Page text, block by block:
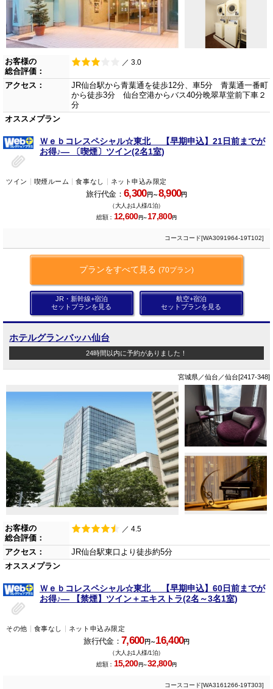
お客様の
総合評価：
／ 3.0
アクセス：
JR仙台駅から青葉通を徒歩12分、車5分 青葉通一番町
から徒歩3分 仙台空港からバス40分晩翠草堂前下車２
分
オススメプラン
Ｗｅｂコレスペシャル☆東北 【早期申込】21日前までが
お得♪― 〔喫煙〕ツイン(2名1室)
ツイン 喫煙ルーム 食事なし ネット申込み限定
旅行代金：6,300円～8,900円
（大人お1人様/1泊）
総額： 12,600円～17,800円
コースコード[WA3091964-19T102]
プランをすべて見る (70プラン)
JR・新幹線+宿泊
セットプランを見る
航空+宿泊
セットプランを見る
ホテルグランバッハ仙台
24時間以内に予約がありました！
宮城県／仙台／仙台[2417-348]
お客様の
総合評価：
／ 4.5
アクセス：
JR仙台駅東口より徒歩約5分
オススメプラン
Ｗｅｂコレスペシャル☆東北 【早期申込】60日前までが
お得♪― 【禁煙】ツイン＋エキストラ(2名～3名1室)
その他 食事なし ネット申込み限定
旅行代金： 7,600円～16,400円
（大人お1人様/1泊）
総額： 15,200円～32,800円
コースコード[WA3161266-19T303]